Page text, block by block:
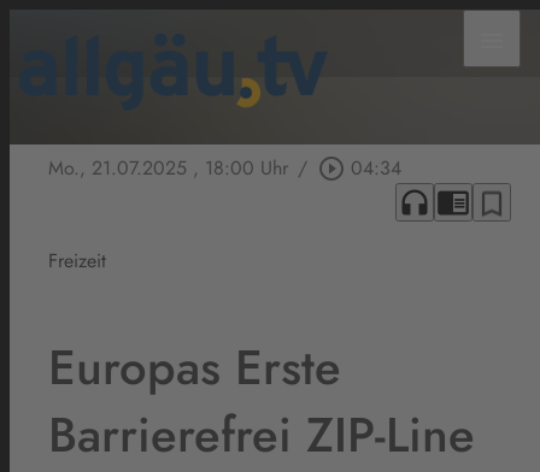
Mo., 21.07.2025 , 18:00 Uhr / play_circle_outline 04:34
headphones chrome_reader_mode bookmark_border
Freizeit
Europas Erste
Barrierefrei ZIP-Line